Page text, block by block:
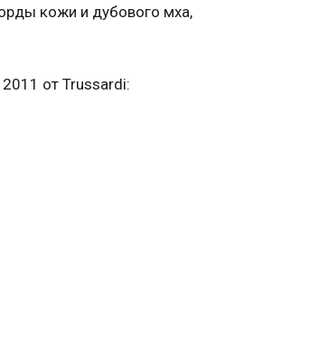
кожи и дубового мха,
от Trussardi: